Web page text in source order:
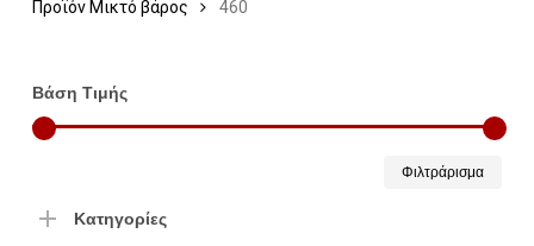
Προϊόν Μικτό βάρος 460
Βάση Τιμής
Φιλτράρισμα
Κατηγορίες